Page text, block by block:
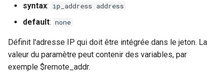
syntax: ip_address address
default: none
Définit l'adresse IP qui doit être intégrée dans le jeton. La
valeur du paramètre peut contenir des variables, par
exemple $remote_addr.